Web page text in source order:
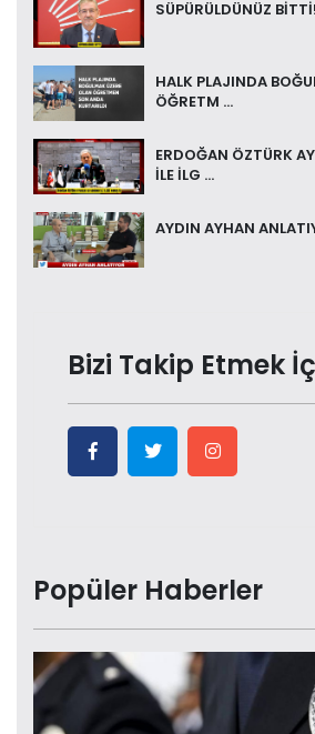
SÜPÜRÜLDÜNÜZ BİTTİ!
HALK PLAJINDA
ÖĞRETM ...
ERDOĞAN ÖZTÜRK
İLE İLG ...
AYDIN AYHAN
Bizi Takip Etmek
Popüler Haberler